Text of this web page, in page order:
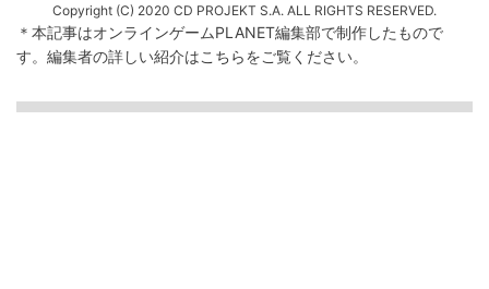
Copyright (C) 2020 CD PROJEKT S.A. ALL RIGHTS RESERVED.
＊本記事はオンラインゲームPLANET編集部で制作したもので
す。 編集者の詳しい紹介はこちらをご覧ください。